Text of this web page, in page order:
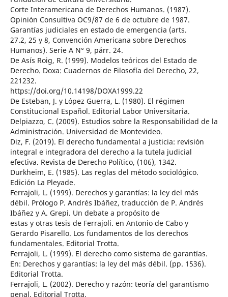
Corte Interamericana de Derechos Humanos. (1987).
Opinión Consultiva OC9/87 de 6 de octubre de 1987.
Garantías judiciales en estado de emergencia (arts.
27.2, 25 y 8, Convención Americana sobre Derechos
Humanos). Serie A N° 9, párr. 24.
De Asís Roig, R. (1999). Modelos teóricos del Estado de
Derecho. Doxa: Cuadernos de Filosofía del Derecho, 22,
221232.
https://doi.org/10.14198/DOXA1999.22
De Esteban, J. y López Guerra, L. (1980). El régimen
Constitucional Español. Editorial Labor Universitaria.
Delpiazzo, C. (2009). Estudios sobre la Responsabilidad de la
Administración. Universidad de Montevideo.
Diz, F. (2019). El derecho fundamental a justicia: revisión
integral e integradora del derecho a la tutela judicial
efectiva. Revista de Derecho Político, (106), 1342.
Durkheim, E. (1985). Las reglas del método sociológico.
Edición La Pleyade.
Ferrajoli, L. (1999). Derechos y garantías: la ley del más
débil. Prólogo P. Andrés Ibáñez, traducción de P. Andrés
Ibáñez y A. Grepi. Un debate a propósito de
estas y otras tesis de Ferrajoli. en Antonio de Cabo y
Gerardo Pisarello. Los fundamentos de los derechos
fundamentales. Editorial Trotta.
Ferrajoli, L. (1999). El derecho como sistema de garantías.
En: Derechos y garantías: la ley del más débil. (pp. 1536).
Editorial Trotta.
Ferrajoli, L. (2002). Derecho y razón: teoría del garantismo
penal. Editorial Trotta.